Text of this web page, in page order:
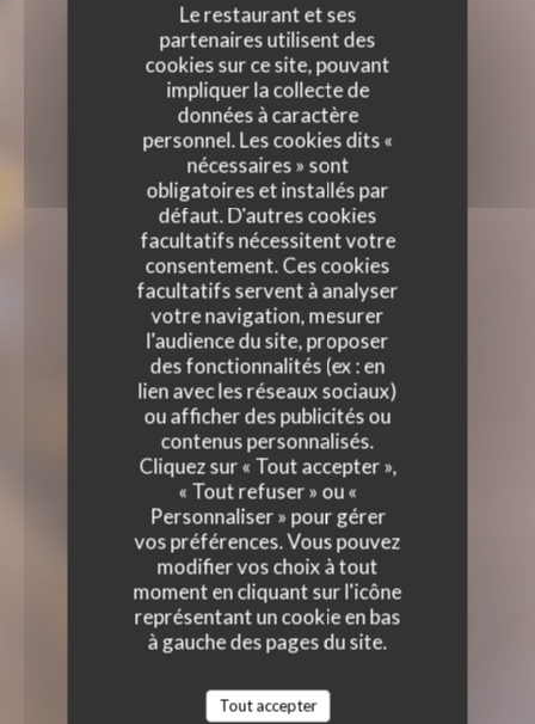
Le restaurant et ses
partenaires utilisent des
cookies sur ce site, pouvant
impliquer la collecte de
données à caractère
personnel. Les cookies dits «
nécessaires » sont
obligatoires et installés par
défaut. D'autres cookies
facultatifs nécessitent votre
consentement. Ces cookies
facultatifs servent à analyser
votre navigation, mesurer
l'audience du site, proposer
des fonctionnalités (ex : en
lien avec les réseaux sociaux)
ou afficher des publicités ou
contenus personnalisés.
Cliquez sur « Tout accepter »,
« Tout refuser » ou «
Personnaliser » pour gérer
vos préférences. Vous pouvez
modifier vos choix à tout
moment en cliquant sur l'icône
représentant un cookie en bas
à gauche des pages du site.
Tout accepter